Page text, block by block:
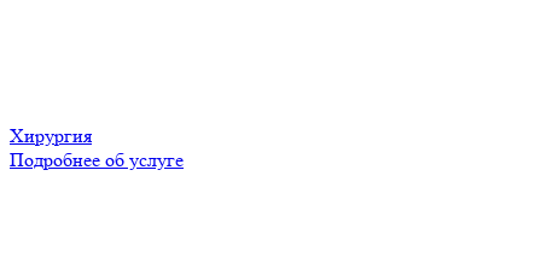
Хирургия
Подробнее об услуге